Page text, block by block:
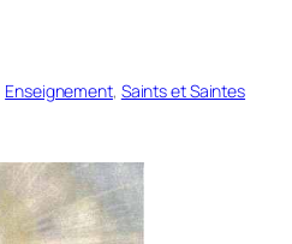
Enseignement, Saints et Saintes